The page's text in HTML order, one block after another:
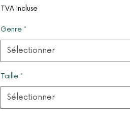
TVA Incluse
Genre *
Sélectionner
Taille *
Sélectionner